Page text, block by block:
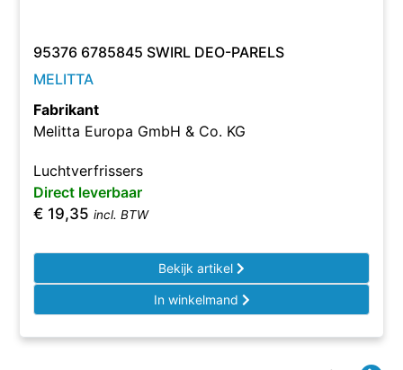
95376 6785845 SWIRL DEO-PARELS
MELITTA
Fabrikant
Melitta Europa GmbH & Co. KG
Luchtverfrissers
Direct leverbaar
€ 19,35 incl. BTW
Bekijk artikel
In winkelmand